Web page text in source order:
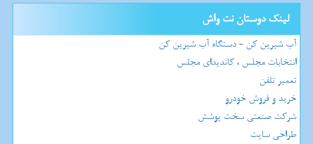
لینک دوستان نت واش
آب شیرین کن - دستگاه آب شیرین کن
انتخابات مجلس ، کاندیدای مجلس
تعمیر تلفن
خرید و فروش خودرو
شرکت صنعتی سخت پوشش
طراحی سایت